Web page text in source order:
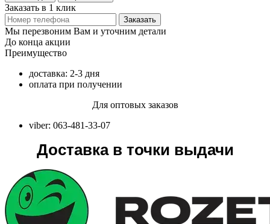
Заказать в 1 клик
Заказать
Мы перезвоним Вам и уточним детали
До конца акции
Преимущество
доставка: 2-3 дня
оплата при получении
Для оптовых заказов
viber: 063-481-33-07
Доставка в точки выдачи